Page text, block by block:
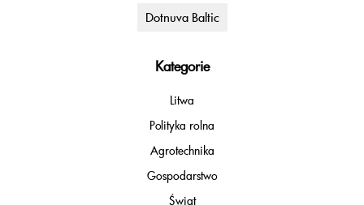
Dotnuva Baltic
Kategorie
Litwa
Polityka rolna
Agrotechnika
Gospodarstwo
Świat